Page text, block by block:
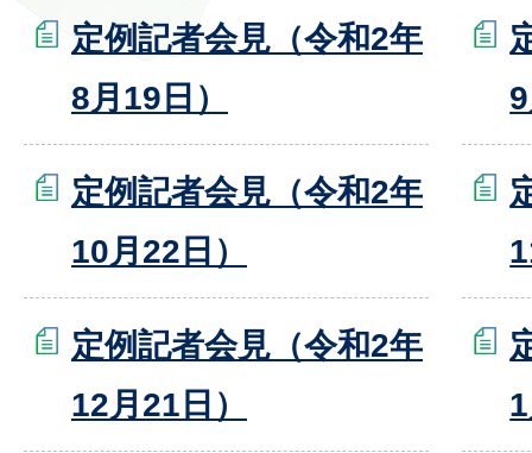
定例記者会見（令和2年
8月19日）
定例記者会見（令和2年
10月22日）
定例記者会見（令和2年
12月21日）